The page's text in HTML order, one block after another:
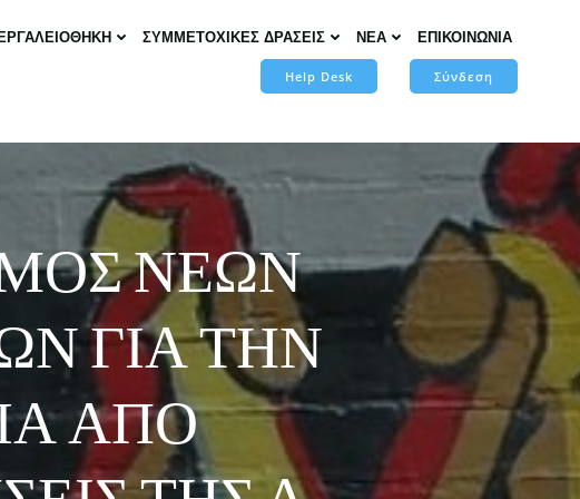
ΕΡΓΑΛΕΙΟΘΗΚΗ ΣΥΜΜΕΤΟΧΙΚΕΣ ΔΡΑΣΕΙΣ ΝΕΑ ΕΠΙΚΟΙΝΩΝΙΑ
Help Desk Σύνδεση
ΝΕΩΝ
ΓΙΑ ΤΗΝ
ΑΠΟ